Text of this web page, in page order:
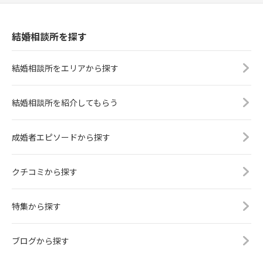
結婚相談所を探す
結婚相談所をエリアから探す
結婚相談所を紹介してもらう
成婚者エピソードから探す
クチコミから探す
特集から探す
ブログから探す